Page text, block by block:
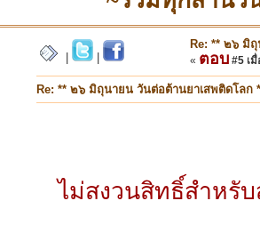
Re: ** ๒๖ มิ
« ตอบ #5 เมื่
Re: ** ๒๖ มิถุนายน วันต่อต้านยาเสพติดโลก
ไม่สงวนสิทธิ์สำหรั